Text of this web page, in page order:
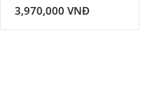
3,970,000 VNĐ